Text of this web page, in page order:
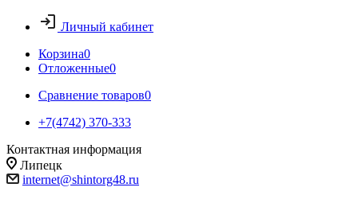
Личный кабинет
Корзина0
Отложенные0
Сравнение товаров0
+7(4742) 370-333
Контактная информация
Липецк
internet@shintorg48.ru